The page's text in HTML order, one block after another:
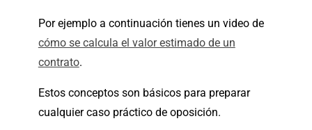
Por ejemplo a continuación tienes un video de
cómo se calcula el valor estimado de un
contrato.
Estos conceptos son básicos para preparar
cualquier caso práctico de oposición.